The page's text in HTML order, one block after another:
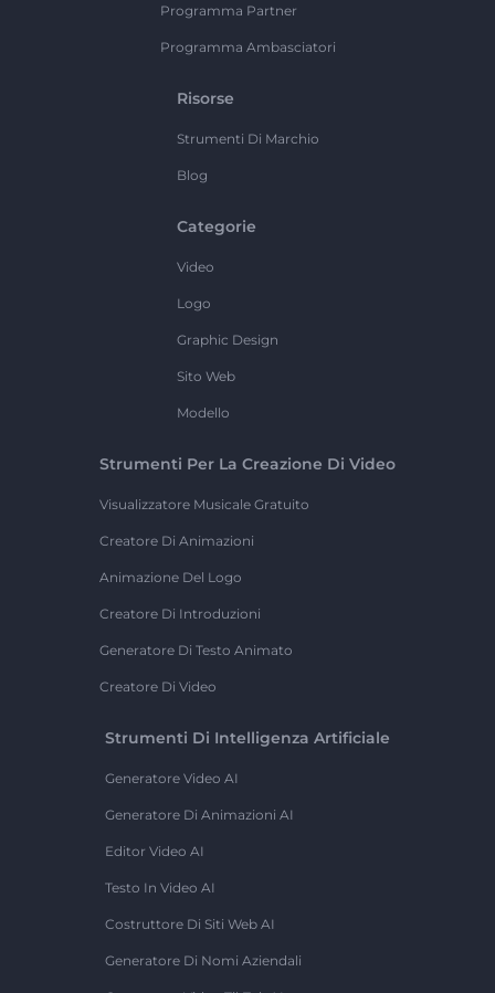
Programma Partner
Programma Ambasciatori
Risorse
Strumenti Di Marchio
Blog
Categorie
Video
Logo
Graphic Design
Sito Web
Modello
Strumenti Per La Creazione Di Video
Visualizzatore Musicale Gratuito
Creatore Di Animazioni
Animazione Del Logo
Creatore Di Introduzioni
Generatore Di Testo Animato
Creatore Di Video
Strumenti Di Intelligenza Artificiale
Generatore Video AI
Generatore Di Animazioni AI
Editor Video AI
Testo In Video AI
Costruttore Di Siti Web AI
Generatore Di Nomi Aziendali